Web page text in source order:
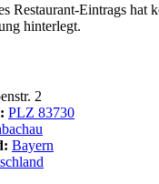
Restaurant-Eintrags hat
hinterlegt.
2
PLZ 83730
Bayern